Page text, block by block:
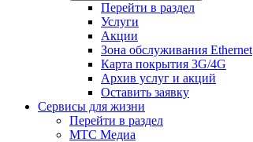
Перейти в раздел
Услуги
Акции
Зона обслуживания Ethernet
Карта покрытия 3G/4G
Архив услуг и акций
Оставить заявку
Сервисы для жизни
Перейти в раздел
МТС Медиа